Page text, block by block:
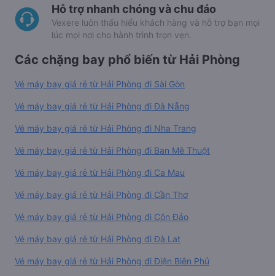
Hỗ trợ nhanh chóng và chu đáo
Vexere luôn thấu hiểu khách hàng và hỗ trợ bạn mọi
lúc mọi nơi cho hành trình trọn vẹn.
Các chặng bay phổ biến từ Hải Phòng
Vé máy bay giá rẻ từ Hải Phòng đi Sài Gòn
Vé máy bay giá rẻ từ Hải Phòng đi Đà Nẵng
Vé máy bay giá rẻ từ Hải Phòng đi Nha Trang
Vé máy bay giá rẻ từ Hải Phòng đi Ban Mê Thuột
Vé máy bay giá rẻ từ Hải Phòng đi Ca Mau
Vé máy bay giá rẻ từ Hải Phòng đi Cần Thơ
Vé máy bay giá rẻ từ Hải Phòng đi Côn Đảo
Vé máy bay giá rẻ từ Hải Phòng đi Đà Lạt
Vé máy bay giá rẻ từ Hải Phòng đi Điện Biên Phủ